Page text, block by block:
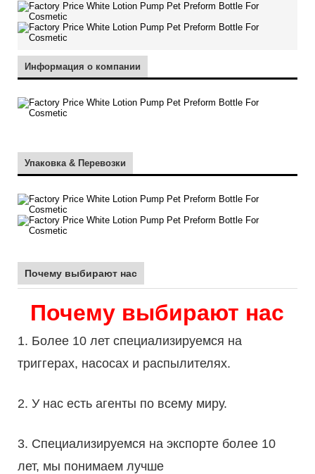
Информация о компании
Упаковка & Перевозки
Почему выбирают нас
Почему выбирают нас
1. Более 10 лет специализируемся на
триггерах, насосах и распылителях.
2. У нас есть агенты по всему миру.
3. Специализируемся на экспорте более 10
лет, мы понимаем лучше